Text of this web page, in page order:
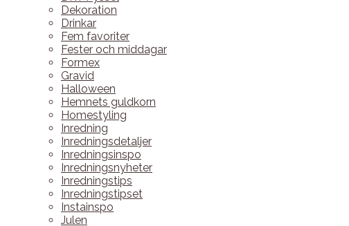
Dekoration
Drinkar
Fem favoriter
Fester och middagar
Formex
Gravid
Halloween
Hemnets guldkorn
Homestyling
Inredning
Inredningsdetaljer
Inredningsinspo
Inredningsnyheter
Inredningstips
Inredningstipset
Instainspo
Julen